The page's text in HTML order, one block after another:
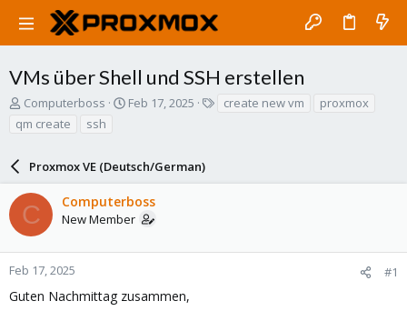
VMs über Shell und SSH erstellen
T
r
d
s
t
a
r
t
r
Computerboss
S
t
d
a
t
Feb 17, 2025 create new vm
proxmox
qm create
ssh
Proxmox VE (Deutsch/German)
C Computerboss
New Member
Feb 17, 2025 #1
Guten Nachmittag zusammen,